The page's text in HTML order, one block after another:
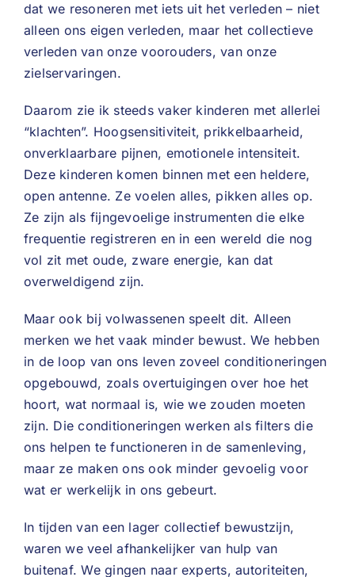
dat we resoneren met iets uit het verleden – niet
alleen ons eigen verleden, maar het collectieve
verleden van onze voorouders, van onze
zielservaringen.
Daarom zie ik steeds vaker kinderen met allerlei
“klachten”. Hoogsensitiviteit, prikkelbaarheid,
onverklaarbare pijnen, emotionele intensiteit.
Deze kinderen komen binnen met een heldere,
open antenne. Ze voelen alles, pikken alles op.
Ze zijn als fijngevoelige instrumenten die elke
frequentie registreren en in een wereld die nog
vol zit met oude, zware energie, kan dat
overweldigend zijn.
Maar ook bij volwassenen speelt dit. Alleen
merken we het vaak minder bewust. We hebben
in de loop van ons leven zoveel conditioneringen
opgebouwd, zoals overtuigingen over hoe het
hoort, wat normaal is, wie we zouden moeten
zijn. Die conditioneringen werken als filters die
ons helpen te functioneren in de samenleving,
maar ze maken ons ook minder gevoelig voor
wat er werkelijk in ons gebeurt.
In tijden van een lager collectief bewustzijn,
waren we veel afhankelijker van hulp van
buitenaf. We gingen naar experts, autoriteiten,